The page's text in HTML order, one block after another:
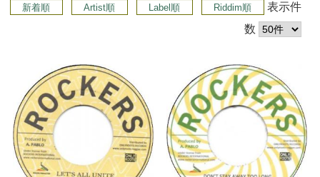
新着順 Artist順 Label順 Riddim順
表示件
数